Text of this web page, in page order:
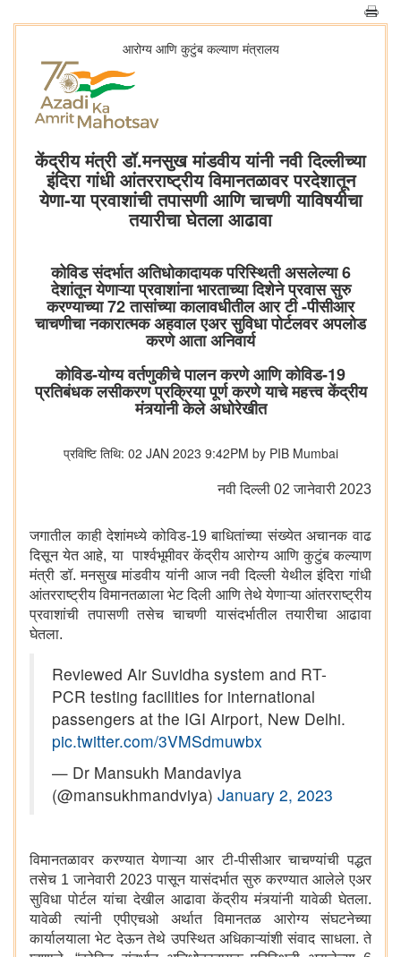
आरोग्य आणि कुटुंब कल्याण मंत्रालय
केंद्रीय मंत्री डॉ.मनसुख मांडवीय यांनी नवी दिल्लीच्या
इंदिरा गांधी आंतरराष्ट्रीय विमानतळावर परदेशातून
येणा-या प्रवाशांची तपासणी आणि चाचणी याविषयीचा
तयारीचा घेतला आढावा
कोविड संदर्भात अतिधोकादायक परिस्थिती असलेल्या 6
देशांतून येणाऱ्या प्रवाशांना भारताच्या दिशेने प्रवास सुरु
करण्याच्या 72 तासांच्या कालावधीतील आर टी -पीसीआर
चाचणीचा नकारात्मक अहवाल एअर सुविधा पोर्टलवर अपलोड
करणे आता अनिवार्य
कोविड-योग्य वर्तणुकीचे पालन करणे आणि कोविड-19
प्रतिबंधक लसीकरण प्रक्रिया पूर्ण करणे याचे महत्त्व केंद्रीय
मंत्र्यांनी केले अधोरेखीत
प्रविष्टि तिथि: 02 JAN 2023 9:42PM by PIB Mumbai
नवी दिल्ली 02 जानेवारी 2023
जगातील काही देशांमध्ये कोविड-19 बाधितांच्या संख्येत अचानक वाढ
दिसून येत आहे, या पार्श्वभूमीवर केंद्रीय आरोग्य आणि कुटुंब कल्याण
मंत्री डॉ. मनसुख मांडवीय यांनी आज नवी दिल्ली येथील इंदिरा गांधी
आंतरराष्ट्रीय विमानतळाला भेट दिली आणि तेथे येणाऱ्या आंतरराष्ट्रीय
प्रवाशांची तपासणी तसेच चाचणी यासंदर्भातील तयारीचा आढावा
घेतला.
Reviewed Air Suvidha system and RT-
PCR testing facilities for international
passengers at the IGI Airport, New Delhi.
pic.twitter.com/3VMSdmuwbx
— Dr Mansukh Mandaviya
(@mansukhmandviya) January 2, 2023
विमानतळावर करण्यात येणाऱ्या आर टी-पीसीआर चाचण्यांची पद्धत
तसेच 1 जानेवारी 2023 पासून यासंदर्भात सुरु करण्यात आलेले एअर
सुविधा पोर्टल यांचा देखील आढावा केंद्रीय मंत्र्यांनी यावेळी घेतला.
यावेळी त्यांनी एपीएचओ अर्थात विमानतळ आरोग्य संघटनेच्या
कार्यालयाला भेट देऊन तेथे उपस्थित अधिकाऱ्यांशी संवाद साधला. ते